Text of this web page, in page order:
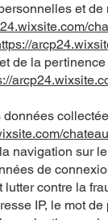
et
de la
navigation sur
de
lutter contre la
IP, le mot